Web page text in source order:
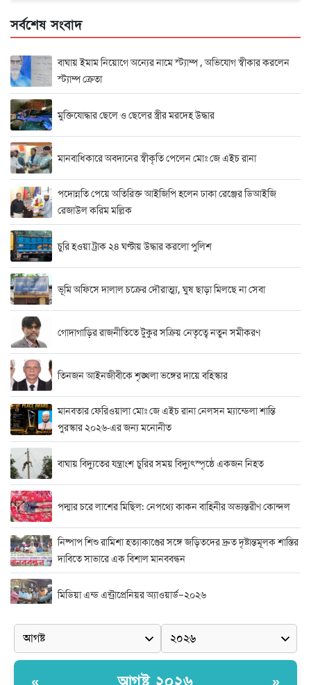
সর্বশেষ সংবাদ
বাঘায় ইমাম নিয়োগে অন্যের নামে স্ট্যাম্প , অভিযোগ স্বীকার করলেন
স্ট্যাম্প ক্রেতা
মুক্তিযোদ্ধার ছেলে ও ছেলের স্ত্রীর মরদেহ উদ্ধার
মানবাধিকারে অবদানের স্বীকৃতি পেলেন মোঃ জে এইচ রানা
পদোন্নতি পেয়ে অতিরিক্ত আইজিপি হলেন ঢাকা রেঞ্জের ডিআইজি
রেজাউল করিম মল্লিক
চুরি হওয়া ট্রাক ২৪ ঘণ্টায় উদ্ধার করলো পুলিশ
ভূমি অফিসে দালাল চক্রের দৌরাত্ম্য, ঘুষ ছাড়া মিলছে না সেবা
গোদাগাড়ির রাজনীতিতে টুকুর সক্রিয় নেতৃত্বে নতুন সমীকরণ
তিনজন আইনজীবীকে শৃঙ্খলা ভঙ্গের দায়ে বহিস্কার
মানবতার ফেরিওয়ালা মোঃ জে এইচ রানা নেলসন ম্যান্ডেলা শান্তি
পুরস্কার ২০২৬-এর জন্য মনোনীত
বাঘায় বিদ্যুতের যন্ত্রাংশ চুরির সময় বিদ্যুৎস্পৃষ্ঠে একজন নিহত
পদ্মার চরে লাশের মিছিল: নেপথ্যে কাকন বাহিনীর অভ্যন্তরীণ কোন্দল
নিষ্পাপ শিশু রামিশা হত্যাকাণ্ডের সঙ্গে জড়িতদের দ্রুত দৃষ্টান্তমূলক শাস্তির
দাবিতে সাভারে এক বিশাল মানববন্ধন
মিডিয়া এন্ড এন্ট্রাপ্রেনিয়র অ্যাওয়ার্ড–২০২৬
র‍্যাবের বিশেষ অভিযান: বিদেশি পিস্তল, গুলি, মাদক ও নগদ অর্থ উদ্ধার,
দুর্নীতি ও অনিয়মের অভিযোগে অভিযুক্ত সাব-রেজিস্ট্রার মো. জাকির